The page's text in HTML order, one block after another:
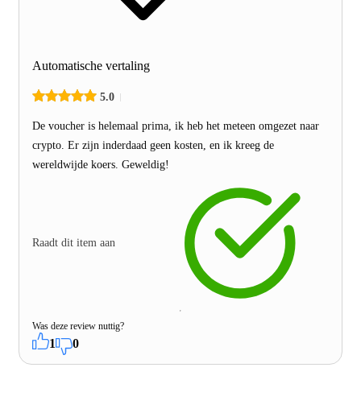
Automatische vertaling
5.0
De voucher is helemaal prima, ik heb het meteen omgezet naar
crypto. Er zijn inderdaad geen kosten, en ik kreeg de
wereldwijde koers. Geweldig!
Raadt dit item aan
Was deze review nuttig?
1 0